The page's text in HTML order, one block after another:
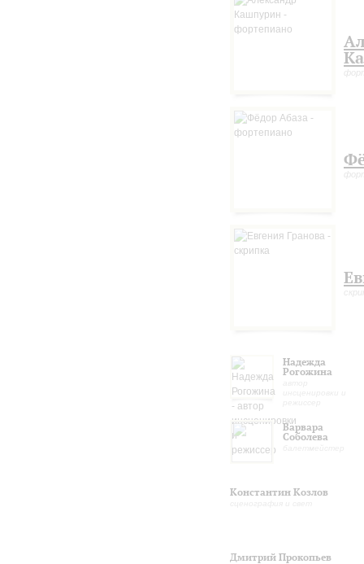
Надежда
Рогожина
Варвара
Соболева
Константин Козлов
Дмитрий Прокопьев